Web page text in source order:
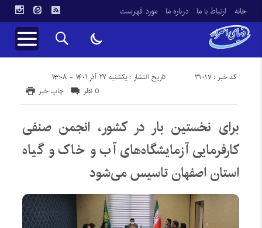
خانه ارتباط با ما درباره ما مورد فهرست
تاریخ انتشار : یکشنبه ۲۷ آذر ۱۴۰۱ - ۱۳:۰۸ کد خبر : 31017
چاپ خبر 0 نظر
برای نخستین بار در کشور، انجمن صنفی
کارفرمایی آزمایشگاه‌های آب و خاک و گیاه
استان اصفهان تاسیس می‌شود